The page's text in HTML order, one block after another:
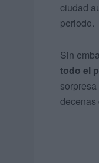
ciudad
periodo.
Sin
todo el
decenas